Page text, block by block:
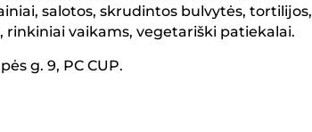
salotos, skrudintos bulvytės, tortilijos,
rinkiniai vaikams, vegetariški patiekalai.
g. 9, PC CUP.